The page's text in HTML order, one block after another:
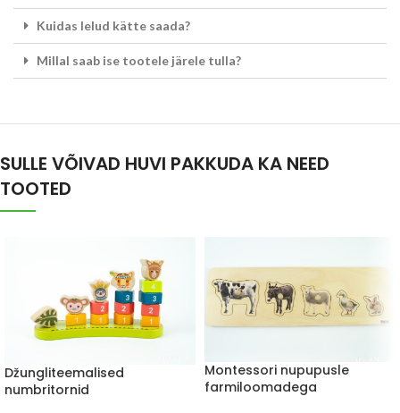
Kuidas lelud kätte saada?
Millal saab ise tootele järele tulla?
SULLE VÕIVAD HUVI PAKKUDA KA NEED
TOOTED
Džungliteemalised
numbritornid
Montessori nupupusle
farmiloomadega